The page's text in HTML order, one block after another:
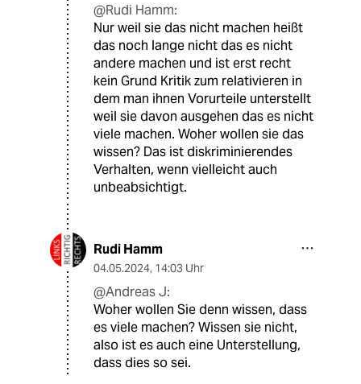
@Rudi Hamm:
Nur weil sie das nicht machen heißt
das noch lange nicht das es nicht
andere machen und ist erst recht
kein Grund Kritik zum relativieren in
dem man ihnen Vorurteile unterstellt
weil sie davon ausgehen das es nicht
viele machen. Woher wollen sie das
wissen? Das ist diskriminierendes
Verhalten, wenn vielleicht auch
unbeabsichtigt.
Rudi Hamm
04.05.2024, 14:03 Uhr
@Andreas J:
Woher wollen Sie denn wissen, dass
es viele machen? Wissen sie nicht,
also ist es auch eine Unterstellung,
dass dies so sei.